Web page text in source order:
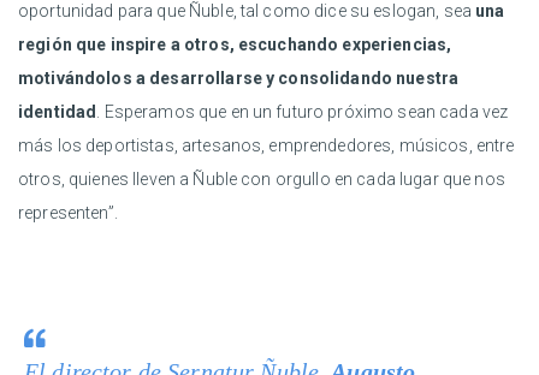
oportunidad para que Ñuble, tal como dice su eslogan, sea una
región que inspire a otros, escuchando experiencias,
motivándolos a desarrollarse y consolidando nuestra
identidad
. Esperamos que en un futuro próximo sean cada vez
más los deportistas, artesanos, emprendedores, músicos, entre
otros, quienes lleven a Ñuble con orgullo en cada lugar que nos
representen”.